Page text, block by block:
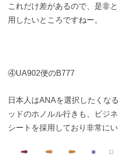
これだけ差があるので、是非
用したいところですねー。
④UA902便のB777
日本人はANAを選択したくな
ッドのホノルル行きも、ビジ
シートを採用しており非常にい